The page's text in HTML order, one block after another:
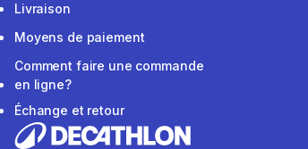
Livraison
Moyens de paiement
Comment faire une commande
en ligne?
Échange et retour